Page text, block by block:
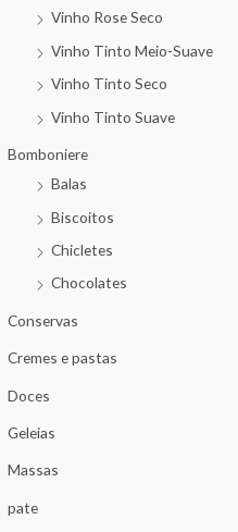
Vinho Rose Seco
Vinho Tinto Meio-Suave
Vinho Tinto Seco
Vinho Tinto Suave
Bomboniere
Balas
Biscoitos
Chicletes
Chocolates
Conservas
Cremes e pastas
Doces
Geleias
Massas
pate